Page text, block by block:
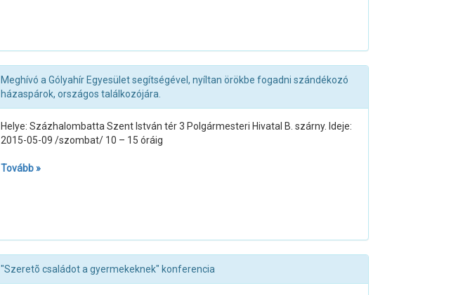
Meghívó a Gólyahír Egyesület segítségével, nyíltan örökbe fogadni szándékozó
házaspárok, országos találkozójára.
Helye: Százhalombatta Szent István tér 3 Polgármesteri Hivatal B. szárny. Ideje:
2015-05-09 /szombat/ 10 – 15 óráig
Tovább »
"Szeretõ családot a gyermekeknek" konferencia